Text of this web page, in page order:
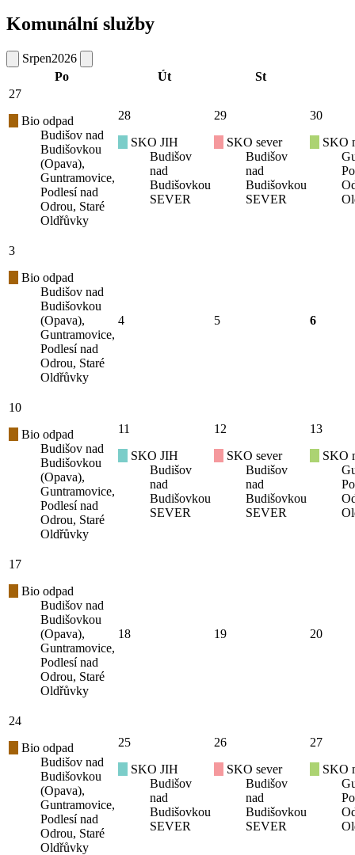
Komunální služby
Srpen2026
Po
Út
St
27
Bio odpad
Budišov nad
Budišovkou
(Opava),
Guntramovice,
Podlesí nad
Odrou, Staré
Oldřůvky
28
SKO JIH
Budišov
nad
Budišovkou
SEVER
29
SKO sever
Budišov
nad
Budišovkou
SEVER
30
SKO
3
Bio odpad
Budišov nad
Budišovkou
(Opava),
Guntramovice,
Podlesí nad
Odrou, Staré
Oldřůvky
4 5 6
10
Bio odpad
Budišov nad
Budišovkou
(Opava),
Guntramovice,
Podlesí nad
Odrou, Staré
Oldřůvky
11
SKO JIH
Budišov
nad
Budišovkou
SEVER
12
SKO sever
Budišov
nad
Budišovkou
SEVER
13
SKO
17
Bio odpad
Budišov nad
Budišovkou
(Opava),
Guntramovice,
Podlesí nad
Odrou, Staré
Oldřůvky
18 19 20
24
Bio odpad
Budišov nad
Budišovkou
(Opava),
Guntramovice,
Podlesí nad
Odrou, Staré
Oldřůvky
25
SKO JIH
Budišov
nad
Budišovkou
SEVER
26
SKO sever
Budišov
nad
Budišovkou
SEVER
27
SKO